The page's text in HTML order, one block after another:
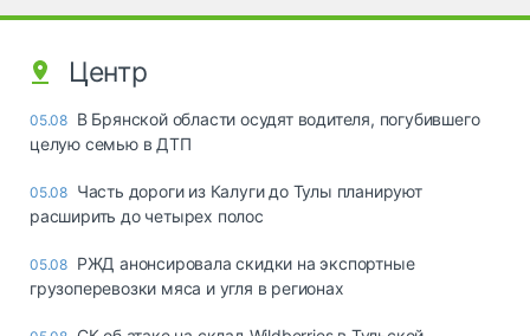
Центр
05.08 В Брянской области осудят водителя, погубившего
целую семью в ДТП
05.08 Часть дороги из Калуги до Тулы планируют
расширить до четырех полос
05.08 РЖД анонсировала скидки на экспортные
грузоперевозки мяса и угля в регионах